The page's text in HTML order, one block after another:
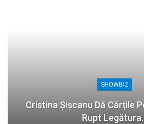
SHOWBIZ
Cristina Șișcanu Dă Cărțile
Rupt